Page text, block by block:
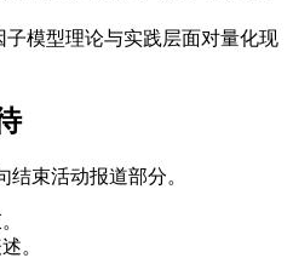
模型理论与实践层面对量化现
结束活动报道部分。
。